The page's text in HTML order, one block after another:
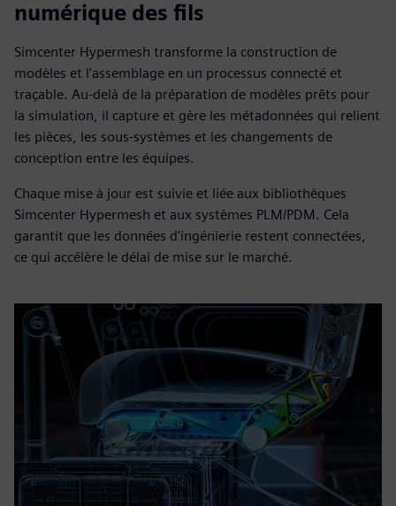
numérique des fils
Simcenter Hypermesh transforme la construction de
modèles et l'assemblage en un processus connecté et
traçable. Au-delà de la préparation de modèles prêts pour
la simulation, il capture et gère les métadonnées qui relient
les pièces, les sous-systèmes et les changements de
conception entre les équipes.
Chaque mise à jour est suivie et liée aux bibliothèques
Simcenter Hypermesh et aux systèmes PLM/PDM. Cela
garantit que les données d'ingénierie restent connectées,
ce qui accélère le délai de mise sur le marché.